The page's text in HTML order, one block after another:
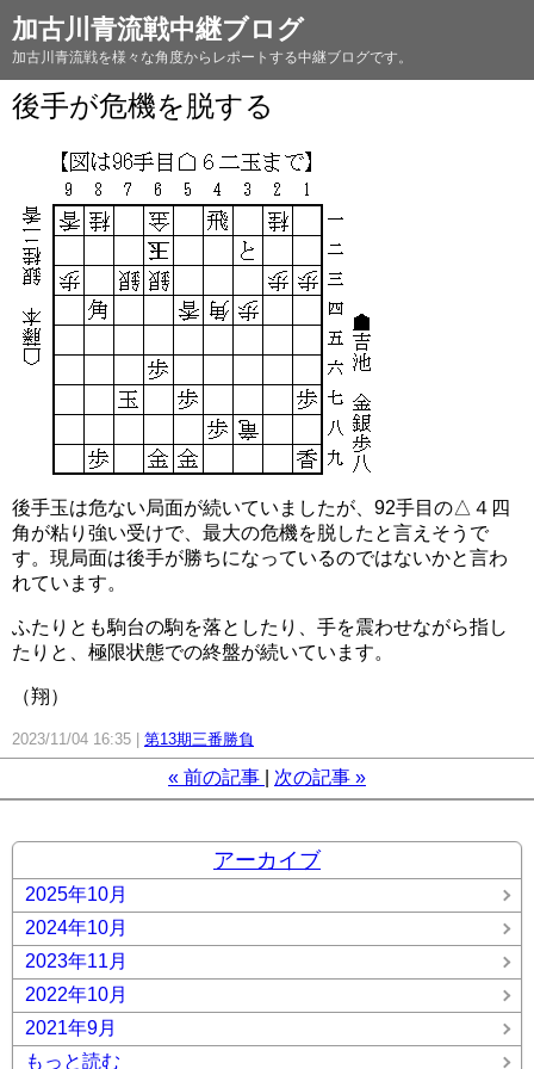
加古川青流戦中継ブログ
加古川青流戦を様々な角度からレポートする中継ブログです。
後手が危機を脱する
後手玉は危ない局面が続いていましたが、92手目の△４四
角が粘り強い受けで、最大の危機を脱したと言えそうで
す。現局面は後手が勝ちになっているのではないかと言わ
れています。
ふたりとも駒台の駒を落としたり、手を震わせながら指し
たりと、極限状態での終盤が続いています。
（翔）
2023/11/04 16:35 第13期三番勝負
« 前の記事 次の記事 »
アーカイブ
2025年10月
2024年10月
2023年11月
2022年10月
2021年9月
もっと読む